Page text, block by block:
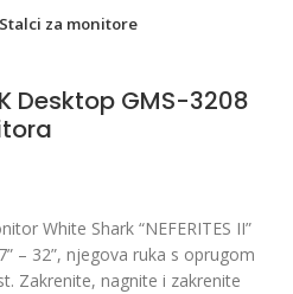
Stalci za monitore
Desktop GMS-3208
White Shark “NEFERITES II”
– 32”, njegova ruka s oprugom
Zakrenite, nagnite i zakrenite